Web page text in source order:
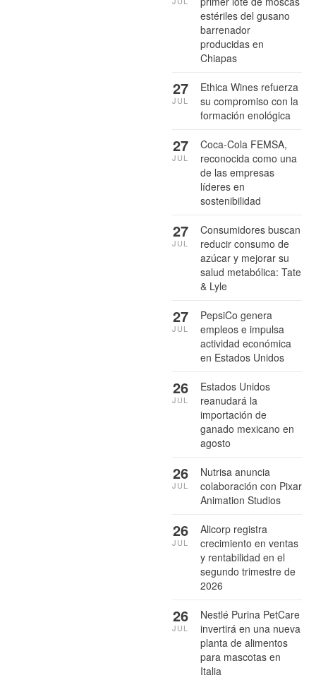
estériles del gusano
barrenador
producidas en
Chiapas
Ethica Wines refuerza
su compromiso con la
formación enológica
27
JUL
Coca-Cola FEMSA,
reconocida como una
de las empresas
líderes en
sostenibilidad
27
JUL
Consumidores buscan
reducir consumo de
azúcar y mejorar su
salud metabólica: Tate
& Lyle
27
JUL
PepsiCo genera
empleos e impulsa
actividad económica
en Estados Unidos
27
JUL
Estados Unidos
reanudará la
importación de
ganado mexicano en
agosto
26
JUL
Nutrisa anuncia
colaboración con Pixar
Animation Studios
26
JUL
Alicorp registra
crecimiento en ventas
y rentabilidad en el
segundo trimestre de
2026
26
JUL
Nestlé Purina PetCare
invertirá en una nueva
planta de alimentos
para mascotas en
Italia
26
JUL